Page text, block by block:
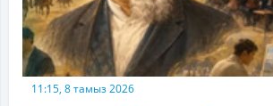
11:15, 8 тамыз 2026